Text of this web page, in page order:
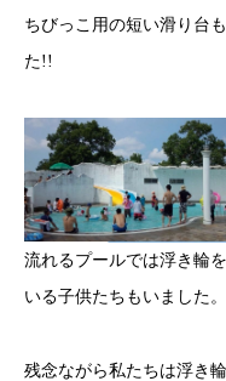
ちびっこ用の短い滑り台
た!!
流れるプールでは浮き輪
いる子供たちもいました。
残念ながら私たちは浮き